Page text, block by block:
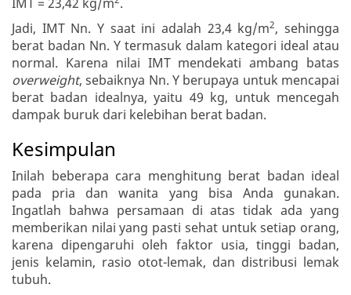
Jadi, IMT Nn. Y saat ini adalah 23,4 kg/m2, sehingga
berat badan Nn. Y termasuk dalam kategori ideal atau
normal. Karena nilai IMT mendekati ambang batas
overweight, sebaiknya Nn. Y berupaya untuk mencapai
berat badan idealnya, yaitu 49 kg, untuk mencegah
dampak buruk dari kelebihan berat badan.
Kesimpulan
Inilah beberapa cara menghitung berat badan ideal
pada pria dan wanita yang bisa Anda gunakan.
Ingatlah bahwa persamaan di atas tidak ada yang
memberikan nilai yang pasti sehat untuk setiap orang,
karena dipengaruhi oleh faktor usia, tinggi badan,
jenis kelamin, rasio otot-lemak, dan distribusi lemak
tubuh.